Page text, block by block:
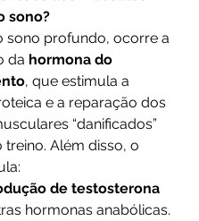
sono?
sono profundo, ocorre a
da hormona do
, que estimula a
e a reparação dos
“danificados”
treino. Além disso, o
de testosterona
hormonas anabólicas.